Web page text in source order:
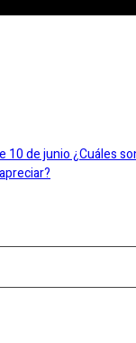
10 de junio ¿Cuáles